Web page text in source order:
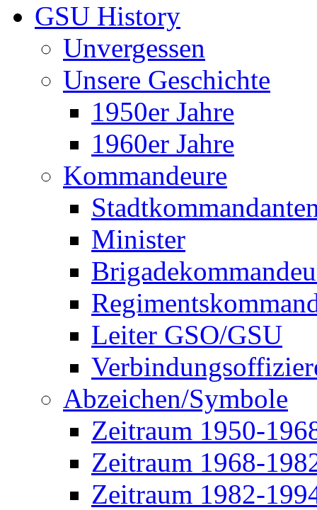
GSU History
Unvergessen
Unsere Geschichte
1950er Jahre
1960er Jahre
Kommandeure
Minister
Leiter GSO/GSU
Abzeichen/Symbole
Zeitraum 1950-
Zeitraum 1968-
Zeitraum 1982-